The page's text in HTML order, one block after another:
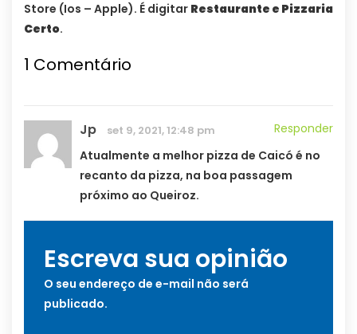
Store (Ios – Apple). É digitar Restaurante e Pizzaria
Certo.
1 Comentário
Jp set 9, 2021, 12:48 pm
Responder
Atualmente a melhor pizza de Caicó é no
recanto da pizza, na boa passagem
próximo ao Queiroz.
Escreva sua opinião
O seu endereço de e-mail não será
publicado.